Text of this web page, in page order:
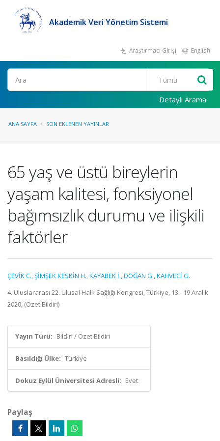
Akademik Veri Yönetim Sistemi
Araştırmacı Girişi English
Ara
Detaylı Arama
ANA SAYFA SON EKLENEN YAYINLAR
65 yaş ve üstü bireylerin
yaşam kalitesi, fonksiyonel
bağımsızlık durumu ve ilişkili
faktörler
ÇEVİK C.,ŞİMŞEK KESKİN H.,KAYABEK İ.,DOĞAN G.,KAHVECİ G.
4. Uluslararası 22. Ulusal Halk Sağlığı Kongresi, Türkiye, 13 - 19 Aralık
2020, (Özet Bildiri)
Yayın Türü: Bildiri / Özet Bildiri
Basıldığı Ülke: Türkiye
Dokuz Eylül Üniversitesi Adresli: Evet
Paylaş